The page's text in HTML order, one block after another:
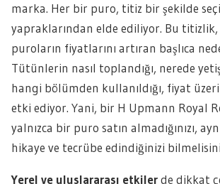
marka. Her bir puro, titiz bir şekilde
yapraklarından elde ediliyor. Bu titizlik,
puroların fiyatlarını artıran başlıca
Tütünlerin nasıl toplandığı, nerede
hangi bölümden kullanıldığı, fiyat
etki ediyor. Yani, bir H Upmann Royal
yalnızca bir puro satın almadığınızı,
hikaye ve tecrübe edindiğinizi
Yerel ve uluslararası etkilerde dikkat